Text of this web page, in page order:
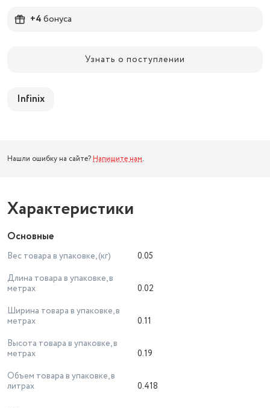
+4бонуса
Узнать о поступлении
Infinix
Нашли ошибку на сайте? Напишите нам.
Характеристики
Основные
Вес товара в упаковке, (кг)
0.05
Длина товара в упаковке, в
метрах
0.02
Ширина товара в упаковке, в
метрах
0.11
Высота товара в упаковке, в
метрах
0.19
Объем товара в упаковке, в
литрах
0.418